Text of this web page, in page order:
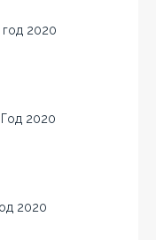
2020
2020
2020